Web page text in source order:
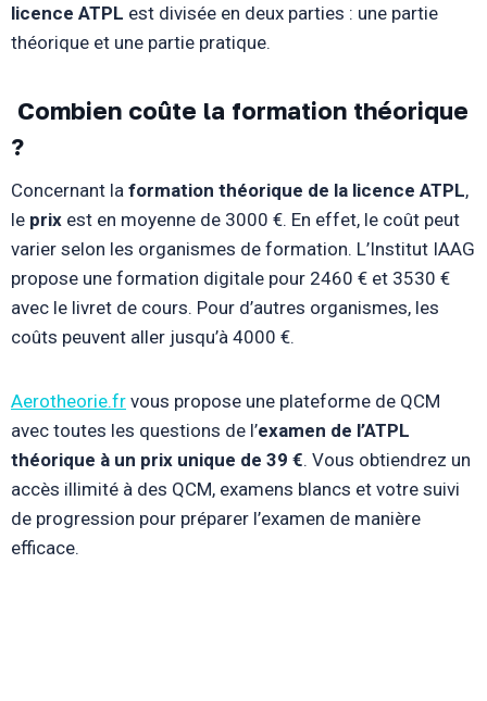
licence ATPL est divisée en deux parties : une partie
théorique et une partie pratique.
Combien coûte la formation théorique
?
Concernant la formation théorique de la licence ATPL,
le prix est en moyenne de 3000 €. En effet, le coût peut
varier selon les organismes de formation. L’Institut IAAG
propose une formation digitale pour 2460 € et 3530 €
avec le livret de cours. Pour d’autres organismes, les
coûts peuvent aller jusqu’à 4000 €.
Aerotheorie.fr vous propose une plateforme de QCM
avec toutes les questions de l’examen de l’ATPL
théorique à un prix unique de 39 €. Vous obtiendrez un
accès illimité à des QCM, examens blancs et votre suivi
de progression pour préparer l’examen de manière
efficace.